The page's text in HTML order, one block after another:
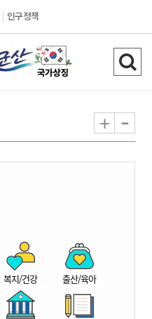
인구정책
검
색
기
+ -
복지/건강 출산/육아